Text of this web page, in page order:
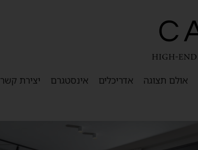
אולם תצוגה אדריכלים אינסטגרם יצירת קשר